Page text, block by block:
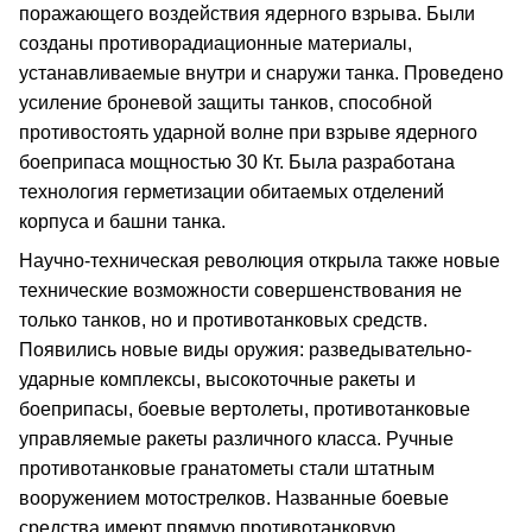
поражающего воздействия ядерного взрыва. Были
созданы противорадиационные материалы,
устанавливаемые внутри и снаружи танка. Проведено
усиление броневой защиты танков, способной
противостоять ударной волне при взрыве ядерного
боеприпаса мощностью 30 Кт. Была разработана
технология герметизации обитаемых отделений
корпуса и башни танка.
Научно-техническая революция открыла также новые
технические возможности совершенствования не
только танков, но и противотанковых средств.
Появились новые виды оружия: разведывательно-
ударные комплексы, высокоточные ракеты и
боеприпасы, боевые вертолеты, противотанковые
управляемые ракеты различного класса. Ручные
противотанковые гранатометы стали штатным
вооружением мотострелков. Названные боевые
средства имеют прямую противотанковую